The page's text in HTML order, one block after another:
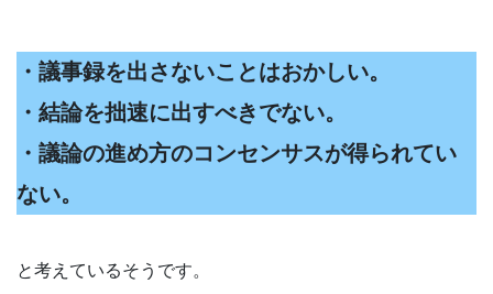
・議事録を出さないことはおかしい。
・結論を拙速に出すべきでない。
・議論の進め方のコンセンサスが得られてい
ない。
と考えているそうです。